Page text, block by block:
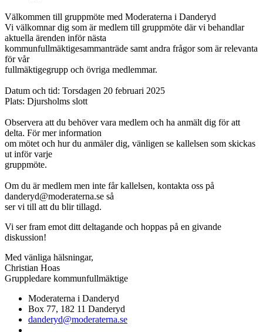
Välkommen till gruppmöte med Moderaterna i Danderyd
Vi välkomnar dig som är medlem till gruppmöte där vi behandlar
aktuella ärenden inför nästa
kommunfullmäktigesammanträde samt andra frågor som är relevanta
för vår
fullmäktigegrupp och övriga medlemmar.
Datum och tid: Torsdagen 20 februari 2025
Plats: Djursholms slott
Observera att du behöver vara medlem och ha anmält dig för att
delta. För mer information
om mötet och hur du anmäler dig, vänligen se kallelsen som skickas
ut inför varje
gruppmöte.
Om du är medlem men inte får kallelsen, kontakta oss på
danderyd@moderaterna.se så
ser vi till att du blir tillagd.
Vi ser fram emot ditt deltagande och hoppas på en givande
diskussion!
Med vänliga hälsningar,
Christian Hoas
Gruppledare kommunfullmäktige
Moderaterna i Danderyd
Box 77, 182 11 Danderyd
danderyd@moderaterna.se